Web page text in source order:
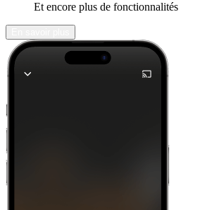
Et encore plus de fonctionnalités